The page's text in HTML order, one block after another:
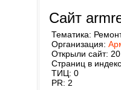
Сайт
Тематика:
Организация:
Открыли сайт:
Страниц в
ТИЦ: 0
PR: 2